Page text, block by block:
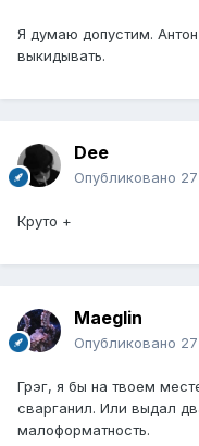
Я думаю допустим.
выкидывать.
Dee
Опубликовано
Круто +
Maeglin
Опубликовано
Грэг, я бы на твоем
сварганил. Или выдал
малоформатность.